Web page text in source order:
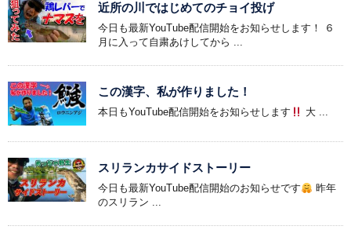
近所の川ではじめてのチョイ投げ
今日も最新YouTube配信開始をお知らせします！ ６
月に入って自粛あけしてから ...
この漢字、私が作りました！
本日もYouTube配信開始をお知らせします 大 ...
スリランカサイドストーリー
今日も最新YouTube配信開始のお知らせです
昨年
のスリラン ...